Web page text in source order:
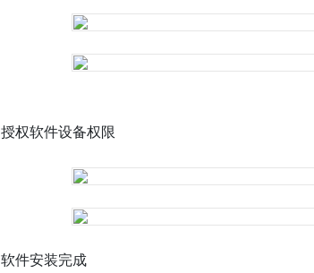
授权软件设备权限
软件安装完成